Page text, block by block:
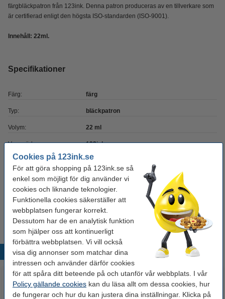
Cookies på 123ink.se
För att göra shopping på 123ink.se så
enkel som möjligt för dig använder vi
cookies och liknande teknologier.
Funktionella cookies säkerställer att
webbplatsen fungerar korrekt.
Dessutom har de en analytisk funktion
som hjälper oss att kontinuerligt
förbättra webbplatsen. Vi vill också
visa dig annonser som matchar dina
intressen och använder därför cookies
för att spåra ditt beteende på och utanför vår webbplats. I vår
Policy gällande cookies kan du läsa allt om dessa cookies, hur
de fungerar och hur du kan justera dina inställningar. Klicka på
färgbläckpatron från 123ink. Denna patron produceras av en tillverkare som
är certifierad enligt den högsta ISO-standarden (ISO-9001).
Innehåll: 22ml.
Specifikationer
Färg: färg
Typ: bläckpatron
Volym: 22 ml
Varumärke: 123ink
Vårt artikelnr: 019073
Nummer: J5567
Tips
Vi råder er att beställa denna produkt istället för originalprodukten!
Populära produkter